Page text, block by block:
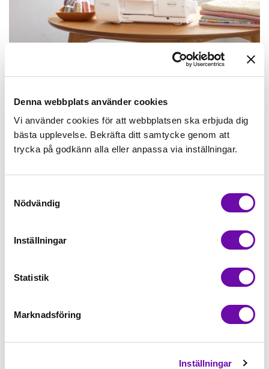
Denna webbplats använder cookies
Vi använder cookies för att webbplatsen ska erbjuda dig
bästa upplevelse. Bekräfta ditt samtycke genom att
trycka på godkänn alla eller anpassa via inställningar.
Nödvändig
Inställningar
Statistik
Marknadsföring
Inställningar